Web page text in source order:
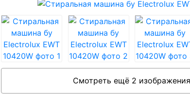
Смотреть ещё 2 изображения